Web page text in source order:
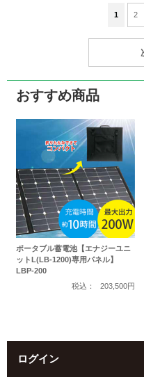
1 2
おすすめ商品
ポータブル蓄電池【エナジーユニ
ットL(LB-1200)専用パネル】
LBP-200
税込：
203,500円
ログイン